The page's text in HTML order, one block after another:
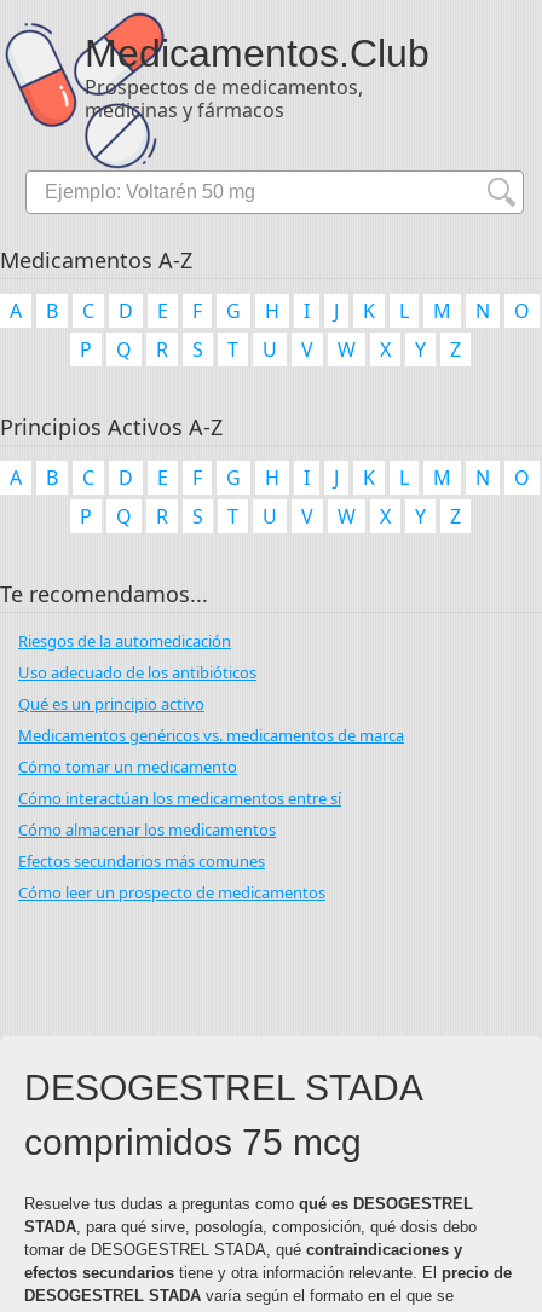
Medicamentos.Club
Prospectos de medicamentos,
medicinas y fármacos
Medicamentos A-Z
A B C D E F G H I J K L M N
O
P
Q R S T U V W X Y Z
Principios Activos A-Z
A B C D E F G H I J K L M N
O
P
Q R S T U V W X Y Z
Te recomendamos...
Riesgos de la automedicación
Uso adecuado de los antibióticos
Qué es un principio activo
Medicamentos genéricos vs. medicamentos de marca
Cómo tomar un medicamento
Cómo interactúan los medicamentos entre sí
Cómo almacenar los medicamentos
Efectos secundarios más comunes
Cómo leer un prospecto de medicamentos
DESOGESTREL STADA
comprimidos 75 mcg
Resuelve tus dudas a preguntas como qué es DESOGESTREL
STADA, para qué sirve, posología, composición, qué dosis debo
tomar de DESOGESTREL STADA, qué contraindicaciones y
efectos secundarios tiene y otra información relevante. El precio de
DESOGESTREL STADA varía según el formato en el que se